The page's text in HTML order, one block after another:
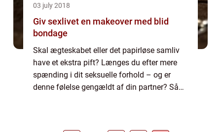
03 july 2018
Giv sexlivet en makeover med blid
bondage
Skal ægteskabet eller det papirløse samliv
have et ekstra pift? Længes du efter mere
spænding i dit seksuelle forhold – og er
denne følelse gengældt af din partner? Så